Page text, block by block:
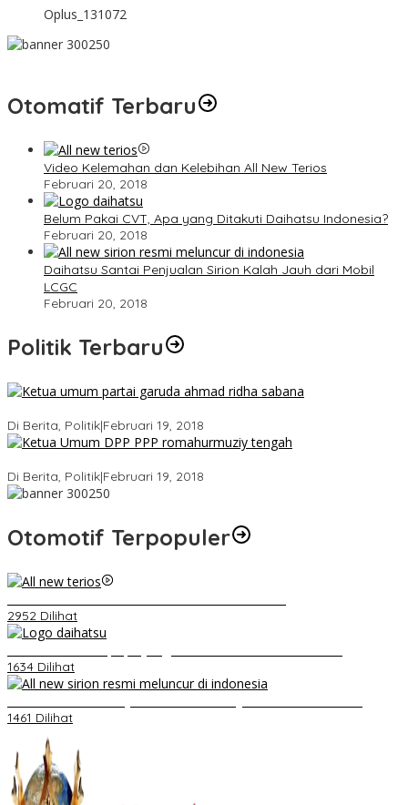
Oplus_131072
Otomatif Terbaru
Video Kelemahan dan Kelebihan All New Terios
Februari 20, 2018
Belum Pakai CVT, Apa yang Ditakuti Daihatsu Indonesia?
Februari 20, 2018
Daihatsu Santai Penjualan Sirion Kalah Jauh dari Mobil
LCGC
Februari 20, 2018
Politik Terbaru
Di Berita, Politik|Februari 19, 2018
Di Berita, Politik|Februari 19, 2018
Otomotif Terpopuler
2952 Dilihat
1634 Dilihat
1461 Dilihat